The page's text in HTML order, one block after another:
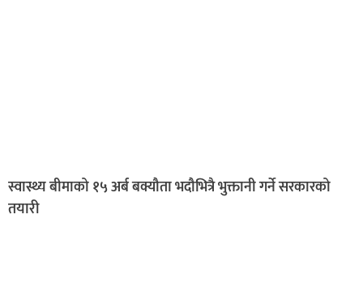
स्वास्थ्य बीमाको १५ अर्ब बक्यौता भदौभित्रै भुक्तानी गर्ने सरकारको
तयारी